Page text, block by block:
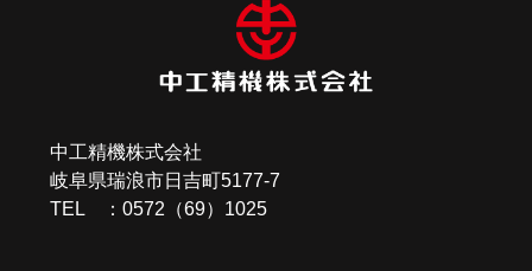
中工精機株式会社
岐阜県瑞浪市日吉町5177-7
TEL ：0572（69）1025